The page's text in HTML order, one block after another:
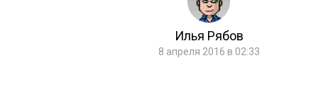
Илья Рябов
8 апреля 2016 в 02:33